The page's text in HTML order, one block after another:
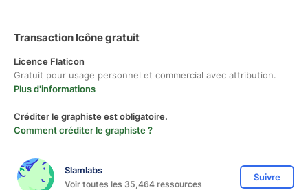
Transaction Icône gratuit
Licence Flaticon
Gratuit pour usage personnel et commercial avec attribution.
Plus d'informations
Créditer le graphiste est obligatoire.
Comment créditer le graphiste ?
Slamlabs
Voir toutes les 35,464 ressources
Suivre